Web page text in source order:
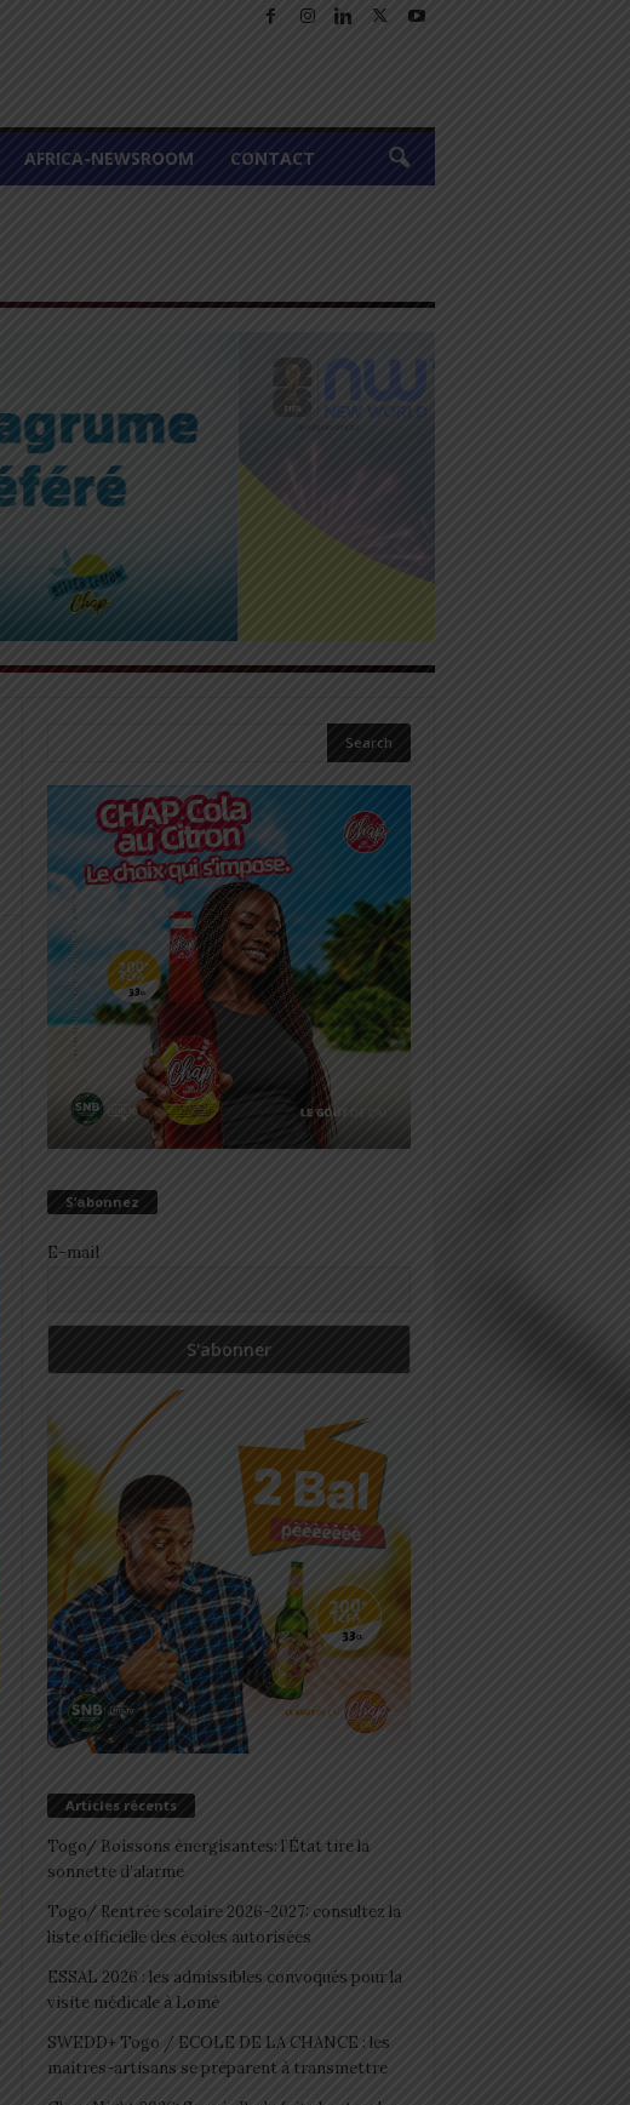
AFRICA-NEWSROOM CONTACT
S’abonnez
E-mail
Articles récents
Togo/ Boissons énergisantes: l’État tire la
sonnette d’alarme
Togo/ Rentrée scolaire 2026-2027: consultez la
liste officielle des écoles autorisées
ESSAL 2026 : les admissibles convoqués pour la
visite médicale à Lomé
SWEDD+ Togo / ECOLE DE LA CHANCE : les
maitres-artisans se préparent à transmettre